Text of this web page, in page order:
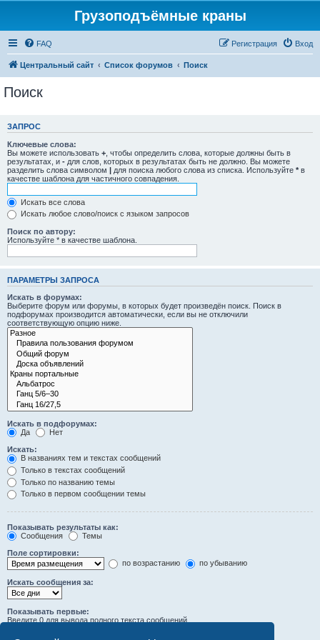
Грузоподъёмные краны
FAQ Вход
Регистрация
Центральный сайт Список форумов Поиск
Поиск
ЗАПРОС
Ключевые слова:
Вы можете использовать + , чтобы определить слова, которые должны быть в
результатах, и - для слов, которых в результатах быть не должно. Вы можете
разделить слова символом | для поиска любого слова из списка. Используйте * в
качестве шаблона для частичного совпадения.
Искать все слова
Искать любое слово/поиск с языком запросов
Поиск по автору:
Используйте * в качестве шаблона.
ПАРАМЕТРЫ ЗАПРОСА
Искать в форумах:
Выберите форум или форумы, в которых будет произведён поиск. Поиск в
подфорумах производится автоматически, если вы не отключили
соответствующую опцию ниже.
Искать в подфорумах:
Да
Нет
Искать:
В названиях тем и текстах сообщений
Только в текстах сообщений
Только по названию темы
Только в первом сообщении темы
Показывать результаты как:
Сообщения
Темы
Поле сортировки:
по возрастанию
по убыванию
Искать сообщения за:
Показывать первые:
Введите 0 для вывода полного текста сообщений.